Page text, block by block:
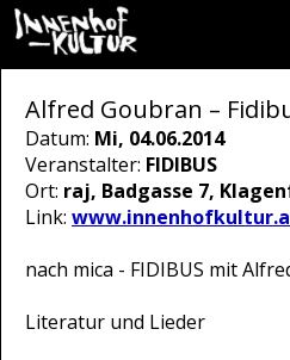
Alfred Goubran –
Datum: Mi, 04.06.2014
Veranstalter: FIDIBUS
Ort: raj, Badgasse 7,
Link:
nach mica - FIDIBUS mit
Literatur und Lieder